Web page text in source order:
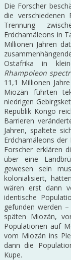
Die Forscher
die verschiedenen
Trennung
Erdchamäleons in
Millionen Jahren
Ostafrika in
Rhampoleon
11,1 Millionen
Miozän führten
niedrigen
Republik Kongo
Barrieren
Jahren, spaltete
Erdchamäleons
Forscher erklären
über eine
gewesen sein
kolonialisiert,
wären erst dann
identische
gefunden werden
späten Miozän,
Populationen auf
vom Miozän ins
dann die
Kupe.